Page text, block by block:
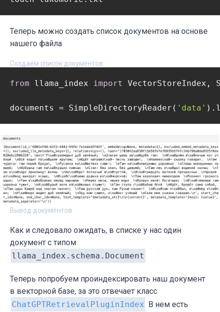
Теперь можно создать список документов на основе
нашего файла
Создаем список документов
from llama_index import VectorStoreIndex,
documents = SimpleDirectoryReader( 'data'
Вывод документов
Как и следовало ожидать, в списке у нас один
документ с типом
llama_index.schema.Document
Теперь попробуем проиндексировать наш документ
в векторной базе, за это отвечает класс
ChatGPTRetrievalPluginIndex
В нем есть